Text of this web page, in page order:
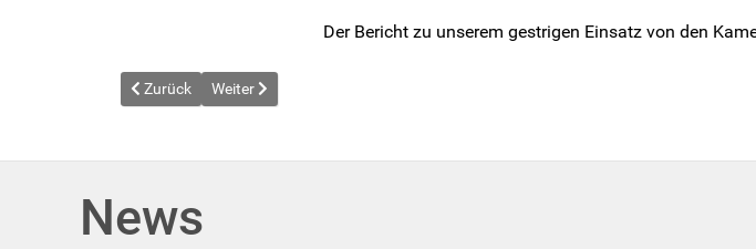
Der Bericht zu unserem gestrigen Einsatz von den
Vorheriger Beitrag: News vom 2024-06-12
Zurück Nächster Beitrag: News vom 2024-08-02
Weiter
News